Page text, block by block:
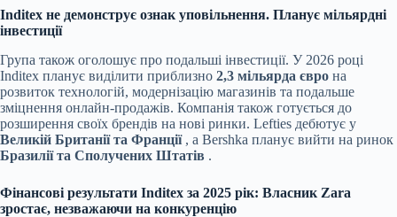
Inditex не демонструє ознак уповільнення. Планує мільярдні
інвестиції
Група також оголошує про подальші інвестиції. У 2026 році
Inditex планує виділити приблизно 2,3 мільярда євро на
розвиток технологій, модернізацію магазинів та подальше
зміцнення онлайн-продажів. Компанія також готується до
розширення своїх брендів на нові ринки. Lefties дебютує у
Великій Британії та Франції, а Bershka планує вийти на ринок
Бразилії та Сполучених Штатів .
Фінансові результати Inditex за 2025 рік: Власник Zara
зростає, незважаючи на конкуренцію